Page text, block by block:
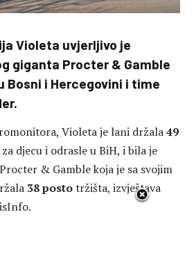
Violeta uvjerljivo je
giganta Procter & Gamble
Bosni i Hercegovini i time
Violeta je lani držala49
djecu i odrasle u BiH, i bila je
& Gamble koja je sa svojim
38 postotržišta, izvještava